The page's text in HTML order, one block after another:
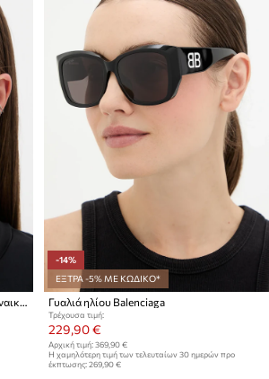
Balenciaga στρογγυλά γυαλιά ηλίου Γυναικεία
-14%
ΕΞΤΡΑ -5% ΜΕ ΚΩΔΙΚΟ*
Γυαλιά ηλίου Balenciaga
Τρέχουσα τιμή:
229,90 €
Αρχική τιμή: 369,90 €
Η χαμηλότερη τιμή των τελευταίων 30 ημερών προ
έκπτωσης: 269,90 €